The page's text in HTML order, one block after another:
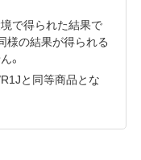
で得られた結果で
様の結果が得られる
。
と同等商品とな